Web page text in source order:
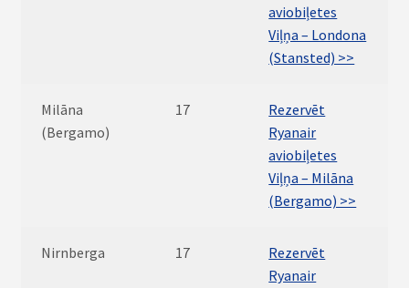
aviobiļetes
Viļņa – Londona
(Stansted) >>
Milāna
(Bergamo)
17
Rezervēt
Ryanair
aviobiļetes
Viļņa – Milāna
(Bergamo) >>
Nirnberga 17
Rezervēt
Ryanair